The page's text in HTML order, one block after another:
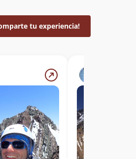
tu experiencia!